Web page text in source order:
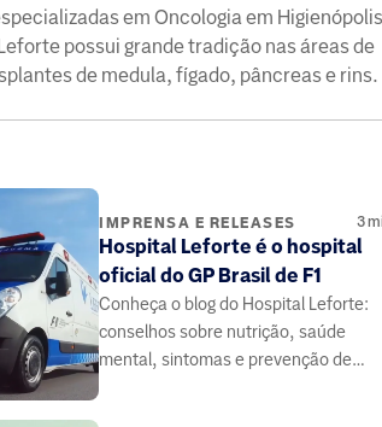
em Oncologia em
possui grande tradição nas áreas de
de medula, fígado, pâncreas e rins.
IMPRENSA E RELEASES 3
Hospital Leforte é o hospital
oficial do GP Brasil de F1
Conheça o blog do Hospital Leforte:
conselhos sobre nutrição, saúde
mental, sintomas e prevenção de